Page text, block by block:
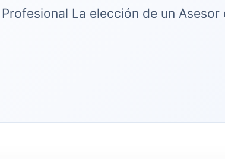
La elección de un Asesor